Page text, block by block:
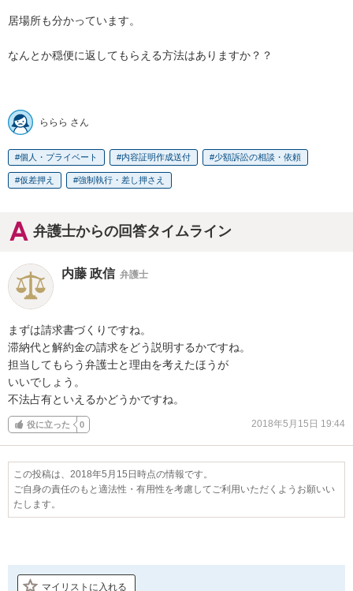
居場所も分かっています。
なんとか穏便に返してもらえる方法はありますか？？
ららら さん
個人・プライベート 内容証明作成送付 少額訴訟の相談・依頼
仮差押え 強制執行・差し押さえ
弁護士からの回答タイムライン
内藤 政信 弁護士
まずは請求書づくりですね。
滞納代と解約金の請求をどう説明するかですね。
担当してもらう弁護士と理由を考えたほうが
いいでしょう。
不法占有といえるかどうかですね。
役に立った 0 2018年5月15日 19:44
この投稿は、2018年5月15日時点の情報です。
ご自身の責任のもと適法性・有用性を考慮してご利用いただくようお願いい
たします。
マイリストに入れる